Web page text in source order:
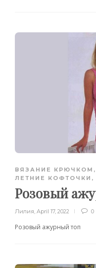
ВЯЗАНИЕ КРЮЧКОМ ,
ЛЕТНИЕ КОФТОЧКИ,
Розовый
Лилия April 17, 2022 0
Розовый ажурный топ